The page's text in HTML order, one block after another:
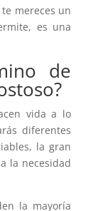
mereces un
es una
de
vida a lo
diferentes
la gran
la necesidad
la mayoría